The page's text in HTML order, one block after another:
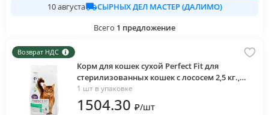
10 августа
СЫРНЫХ ДЕЛ МАСТЕР (ДАЛИМО)
Всего 1 предложение
Возврат НДС
Корм для кошек сухой Perfect Fit для
стерилизованных кошек с лососем 2,5 кг.,
пакет
1 шт в упаковке
1504.30 ₽/шт